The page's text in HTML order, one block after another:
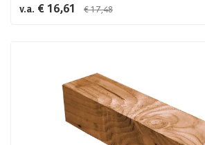
v.a. € 16,61 € 17,48